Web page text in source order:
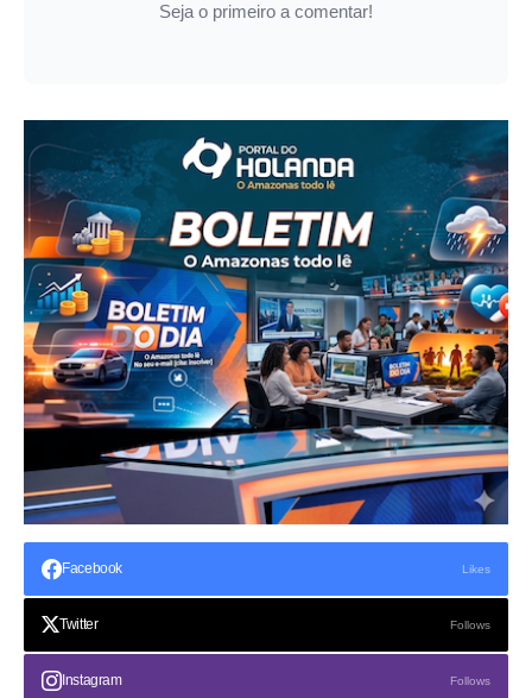
Seja o primeiro a comentar!
Facebook Likes
Twitter Follows
Instagram Follows